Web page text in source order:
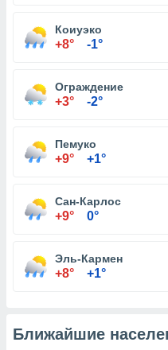
Коиуэко
+8° -1°
Ограждение
+3° -2°
Пемуко
+9° +1°
Сан-Карлос
+9° 0°
Эль-Кармен
+8° +1°
Ближайшие